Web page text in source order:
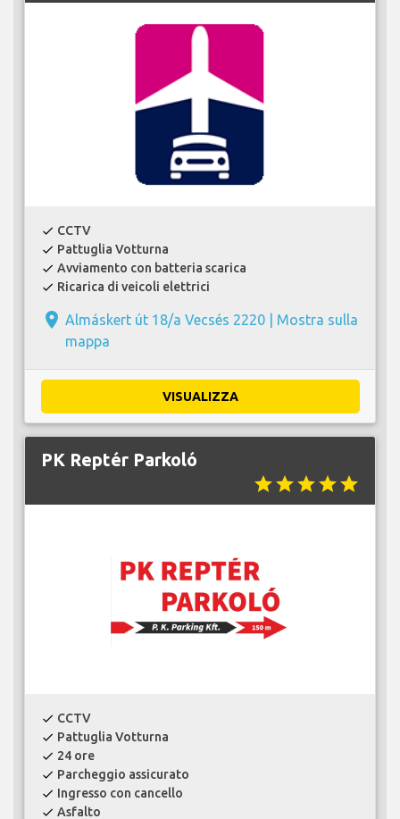
check CCTV
check Pattuglia Votturna
check Avviamento con batteria scarica
check Ricarica di veicoli elettrici
place Almáskert út 18/a Vecsés 2220 | Mostra sulla
mappa
VISUALIZZA
PK Reptér Parkoló
starstarstarstarstar
check CCTV
check Pattuglia Votturna
check 24 ore
check Parcheggio assicurato
check Ingresso con cancello
check Asfalto